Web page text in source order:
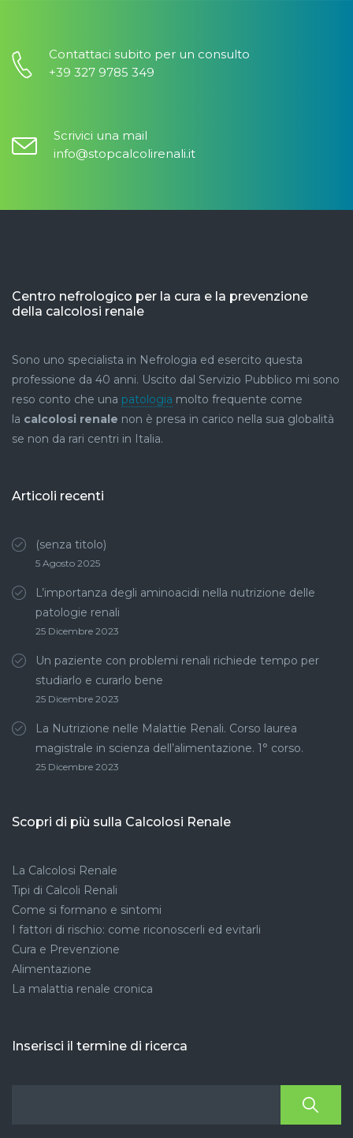
Contattaci subito per un consulto
+39 327 9785 349
Scrivici una mail
info@stopcalcolirenali.it
Centro nefrologico per la cura e la prevenzione
della calcolosi renale
Sono uno specialista in Nefrologia ed esercito questa
professione da 40 anni. Uscito dal Servizio Pubblico mi sono
reso conto che una patologia molto frequente come
la calcolosi renale non è presa in carico nella sua globalità
se non da rari centri in Italia.
Articoli recenti
(senza titolo)
5 Agosto 2025
L’importanza degli aminoacidi nella nutrizione delle
patologie renali
25 Dicembre 2023
Un paziente con problemi renali richiede tempo per
studiarlo e curarlo bene
25 Dicembre 2023
La Nutrizione nelle Malattie Renali. Corso laurea
magistrale in scienza dell’alimentazione. 1° corso.
25 Dicembre 2023
Scopri di più sulla Calcolosi Renale
La Calcolosi Renale
Tipi di Calcoli Renali
Come si formano e sintomi
I fattori di rischio: come riconoscerli ed evitarli
Cura e Prevenzione
Alimentazione
La malattia renale cronica
Inserisci il termine di ricerca